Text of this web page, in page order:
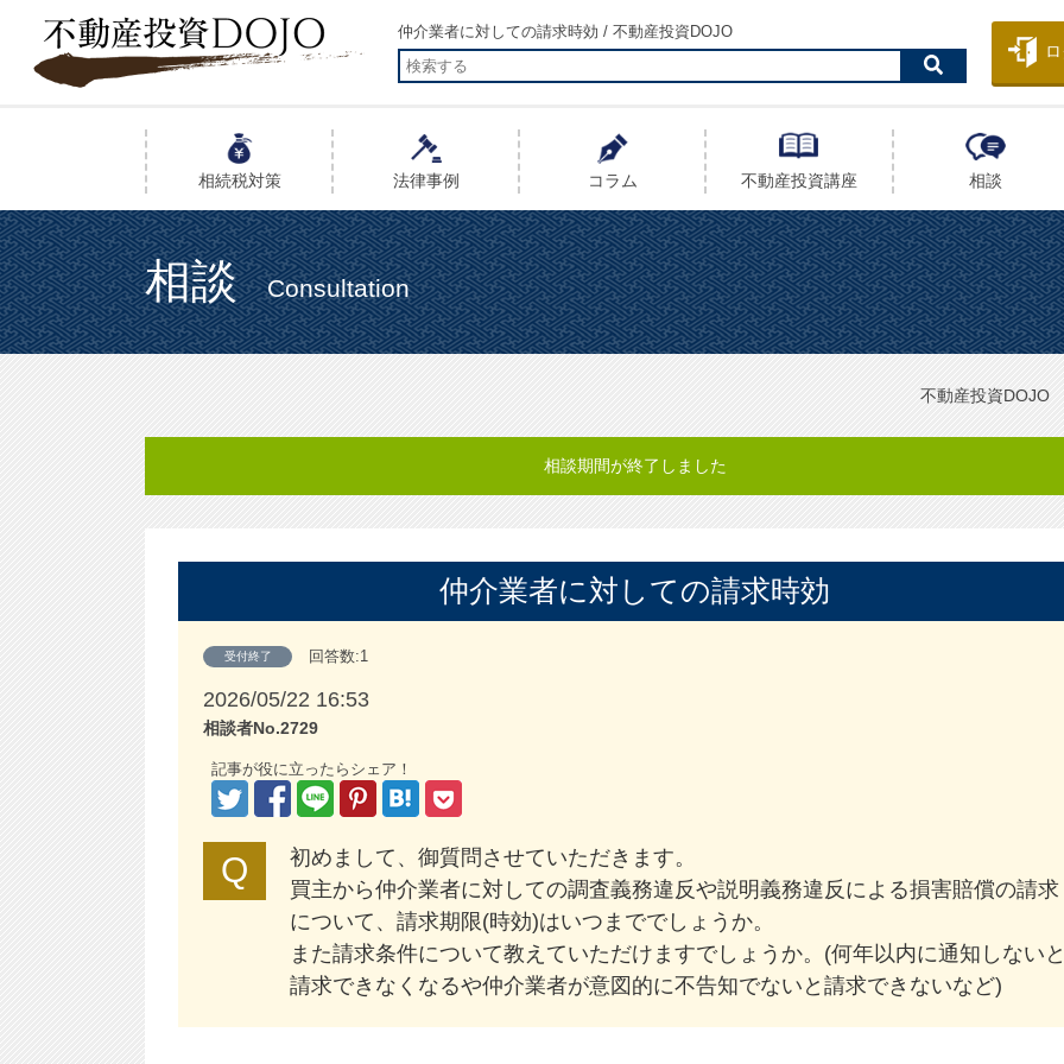
仲介業者に対しての請求時効 / 不動産投資DOJO
相続税対策 法律事例 コラム 不動産投資講座 相談
相談 Consultation
不動産投資DOJO
相談期間が終了しました
仲介業者に対しての請求時効
受付終了 回答数:1
2026/05/22 16:53
相談者No.2729
記事が役に立ったらシェア！
初めまして、御質問させていただきます。
買主から仲介業者に対しての調査義務違反や説明義務違反による損害賠償の請求
について、請求期限(時効)はいつまででしょうか。
また請求条件について教えていただけますでしょうか。(何年以内に通知しない
請求できなくなるや仲介業者が意図的に不告知でないと請求できないなど)